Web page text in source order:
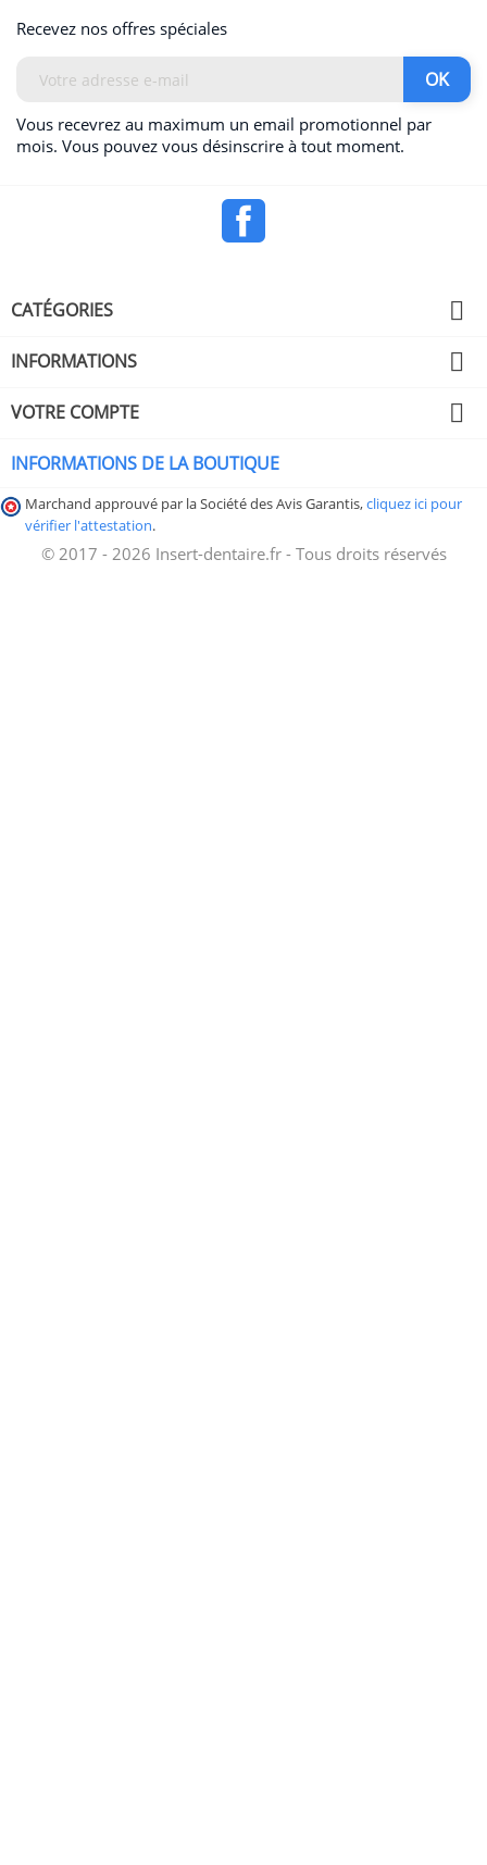
Recevez nos offres spéciales
Vous recevrez au maximum un email promotionnel par
mois. Vous pouvez vous désinscrire à tout moment.
CATÉGORIES 
INFORMATIONS 
VOTRE COMPTE 
INFORMATIONS DE LA BOUTIQUE
Marchand approuvé par la Société des Avis Garantis,cliquez ici pour
vérifier l'attestation.
© 2017 - 2026 Insert-dentaire.fr - Tous droits réservés